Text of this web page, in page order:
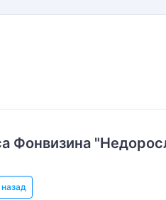
Фонвизина